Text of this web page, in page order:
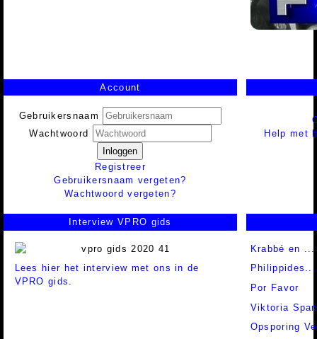
Account
Gebruikersnaam
Wachtwoord
Inloggen
Registreer
Gebruikersnaam vergeten?
Wachtwoord vergeten?
Help met
Interview VPRO gids
Lees hier het interview met ons in de
VPRO gids.
Krabbé en ...
Por Favor
Viktoria
Opsporing